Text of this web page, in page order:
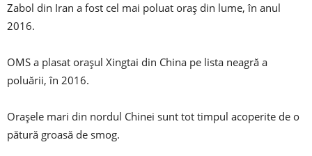
Zabol din Iran a fost cel mai poluat oraș din lume, în anul
2016.
OMS a plasat orașul Xingtai din China pe lista neagră a
poluării, în 2016.
Orașele mari din nordul Chinei sunt tot timpul acoperite de o
pătură groasă de smog.